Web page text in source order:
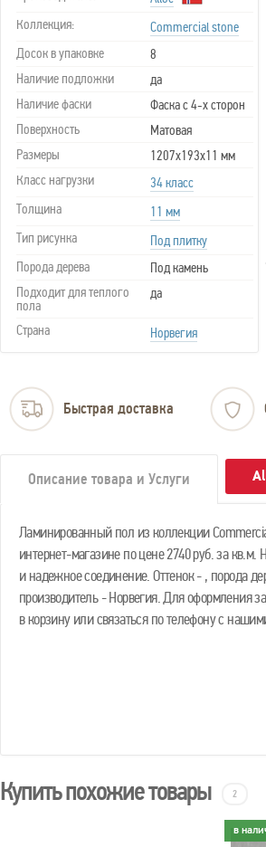
Коллекция:
Commercial stone
Досок в упаковке
8
Наличие подложки
да
Наличие фаски
Фаска с 4-х сторон
Поверхность
Матовая
Размеры
1207х193х11 мм
Класс нагрузки
34 класс
Толщина
11 мм
Тип рисунка
Под плитку
Порода дерева
Под камень
Подходит для теплого
пола
да
Страна Норвегия
Быстрая доставка
Описание товара и Услуги
Ламинированный пол из коллекции
интернет-магазине по цене 2740 руб. за
и надежное соединение. Оттенок - , порода
производитель - Норвегия. Для оформления
в корзину или связаться по телефону с
Купить похожие товары 2
в